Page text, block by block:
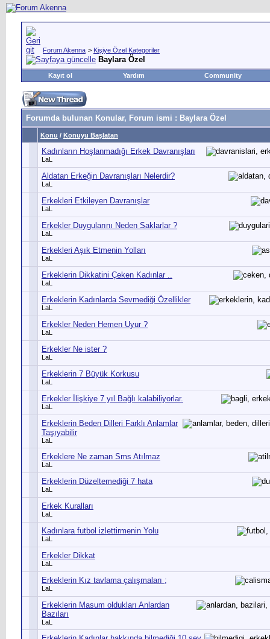
Forum Akenna > Kişiye Özel Kategoriler
Baylara Özel
Kayıt ol Yardım Community
Forumda bulunan Konular, Forum ismi : Baylara Özel
Konu / Konuyu Başlatan
Kadınların Hoşlanmadığı Erkek Davranışları
LaL
Aldatan Erkeğin Davranışları Nelerdir?
LaL
Erkekleri Etkileyen Davranışlar
LaL
Erkekler Duygularını Neden Saklarlar ?
LaL
Erkekleri Aşık Etmenin Yolları
LaL
Erkeklerin Dikkatini Çeken Kadınlar ..
LaL
Erkeklerin Kadınlarda Sevmediği Özellikler
LaL
Erkekler Neden Hemen Uyur ?
LaL
Erkekler Ne ister ?
LaL
Erkeklerin 7 Büyük Korkusu
LaL
Erkekler İlişkiye 7 yıl Bağlı kalabiliyorlar.
LaL
Erkeklerin Beden Dilleri Farklı Anlamlar
Taşıyabilir
LaL
Erkeklere Ne zaman Sms Atılmaz
LaL
Erkeklerin Düzeltemediği 7 hata
LaL
Erkek Kuralları
LaL
Kadınlara futbol izlettirmenin Yolu
LaL
Erkekler Dikkat
LaL
Erkeklerin Kız tavlama çalışmaları ;
LaL
Erkeklerin Masum oldukları Anlardan
Bazıları
LaL